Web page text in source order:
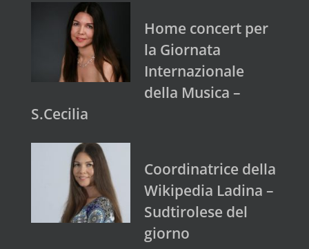
Home concert per
la Giornata
Internazionale
della Musica –
S.Cecilia
Coordinatrice della
Wikipedia Ladina –
Sudtirolese del
giorno